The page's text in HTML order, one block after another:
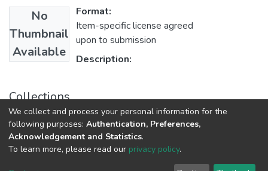
No
Thumbnail
Available
Format:
Item-specific license agreed
upon to submission
Description:
Collections
Магістри ФПСР
DSpace software copyright © 2009-2026
We collect and process your personal information for the
following purposes: Authentication, Preferences,
Acknowledgement and Statistics.
To learn more, please read our privacy policy.